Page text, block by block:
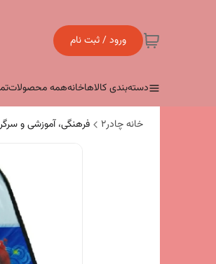
ورود / ثبت نام
دسته‌بندی کالاهاخانههمه محصولات
خانه چادر۲ فرهنگی، آموزشی و